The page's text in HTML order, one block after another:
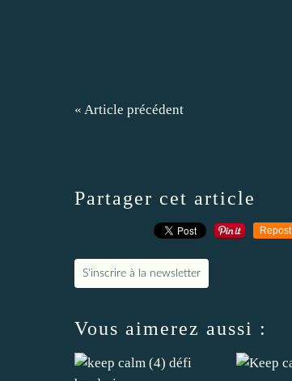
« Article précédent
Partager cet article
Repost
S'inscrire à la newsletter
Vous aimerez aussi :